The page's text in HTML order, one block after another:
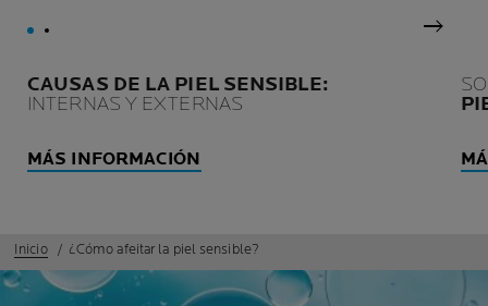
Panel
CAUSAS DE LA PIEL SENSIBLE:
INTERNAS Y EXTERNAS
MÁS INFORMACIÓN
Inicio ¿Cómo afeitar la piel sensible?